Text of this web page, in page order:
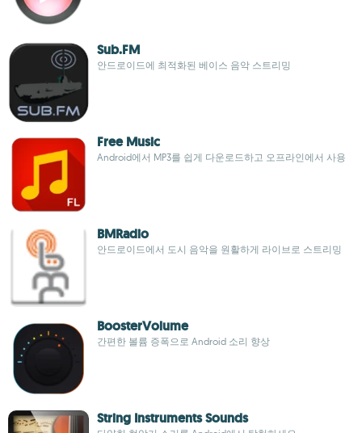
Sub.FM
안드로이드에 최적화된 베이스 음악 스트리밍
Free Music
Android에서 MP3를 쉽게 다운로드하고 오프라인에서 사용
BMRadio
안드로이드에서 도시 음악을 원활하게 라이브로 스트리밍
BoosterVolume
간편한 볼륨 증폭으로 Android 소리 향상
String Instruments Sounds